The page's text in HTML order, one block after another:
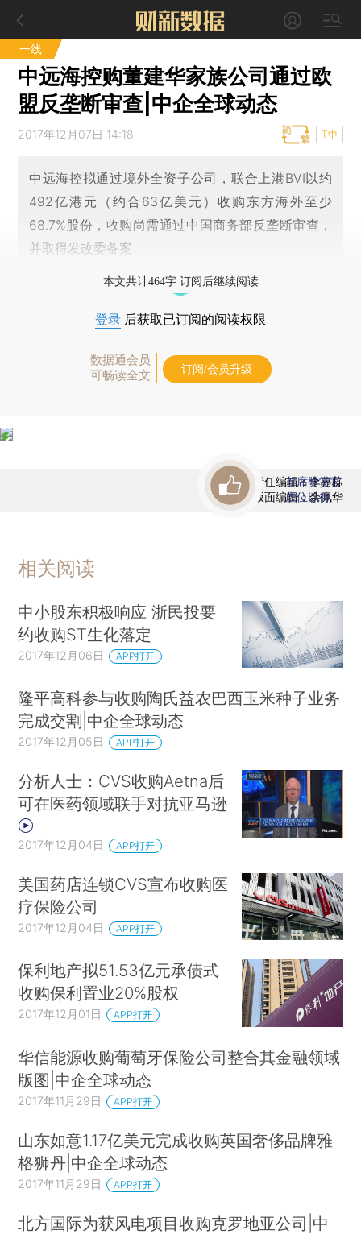
一线
中远海控购董建华家族公司通过欧
盟反垄断审查|中企全球动态
2017年12月07日 14:18 T中
中远海控拟通过境外全资子公司，联合上港BVI以约
492亿港元（约合63亿美元）收购东方海外至少
68.7%股份，收购尚需通过中国商务部反垄断审查，
并取得发改委备案
本文共计464字 订阅后继续阅读
登录 后获取已订阅的阅读权限
数据通会员
可畅读全文
订阅/会员升级
责任编辑：李嘉栋
版面编辑：余佩华
首席赞赏官
虚位以待
相关阅读
中小股东积极响应 浙民投要
约收购ST生化落定
2017年12月06日 APP打开
隆平高科参与收购陶氏益农巴西玉米种子业务
完成交割|中企全球动态
2017年12月05日 APP打开
分析人士：CVS收购Aetna后
可在医药领域联手对抗亚马逊
2017年12月04日 APP打开
美国药店连锁CVS宣布收购医
疗保险公司
2017年12月04日 APP打开
保利地产拟51.53亿元承债式
收购保利置业20%股权
2017年12月01日 APP打开
华信能源收购葡萄牙保险公司整合其金融领域
版图|中企全球动态
2017年11月29日 APP打开
山东如意1.17亿美元完成收购英国奢侈品牌雅
格狮丹|中企全球动态
2017年11月29日 APP打开
北方国际为获风电项目收购克罗地亚公司|中